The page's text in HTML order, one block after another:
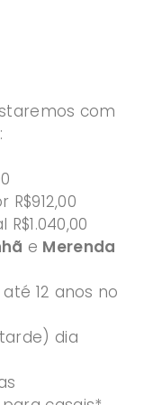
com
e Merenda
12 anos no
dia